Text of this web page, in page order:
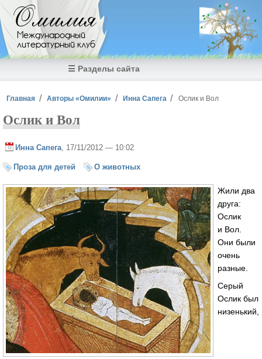
Перейти к основному содержанию
Омилия
Международный
литературный клуб
☰ Разделы сайта
Вы здесь
Главная Авторы «Омилии» Инна Сапега Ослик и Вол
Ослик и Вол
Инна Сапега , 17/11/2012 — 10:02
Проза для детей О животных
Жили два
друга:
Ослик
и Вол.
Они были
очень
разные.
Серый
Ослик был
низенький,